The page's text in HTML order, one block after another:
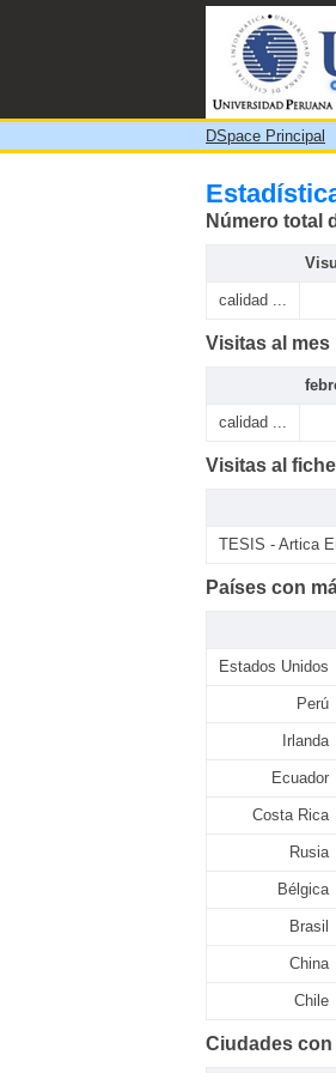
DSpace Principal
Número total
calidad ...
Visitas al mes
calidad ...
Visitas al
TESIS - Artica
Países con
Estados Unidos
Perú
Irlanda
Ecuador
Costa Rica
Rusia
Bélgica
Brasil
China
Chile
Ciudades